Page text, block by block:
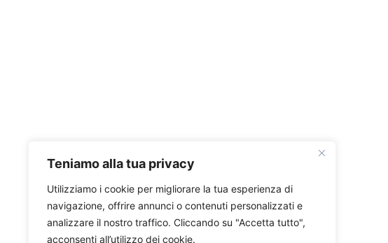
Teniamo alla tua privacy
Utilizziamo i cookie per migliorare la tua esperienza di
navigazione, offrire annunci o contenuti personalizzati e
analizzare il nostro traffico. Cliccando su "Accetta tutto",
acconsenti all’utilizzo dei cookie.